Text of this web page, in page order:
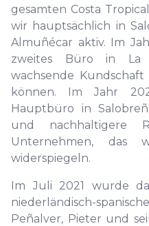
gesamten Costa
wir hauptsächlich in
Almuñécar aktiv. Im
zweites Büro in La
wachsende
können. Im Jahr
Hauptbüro in
und nachhaltigere
Unternehmen, das
widerspiegeln.
Im Juli 2021 wurde
niederländisch-
Peñalver, Pieter und